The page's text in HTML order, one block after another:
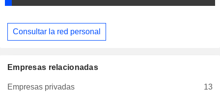
Consultar la red personal
Empresas relacionadas
Empresas privadas
13